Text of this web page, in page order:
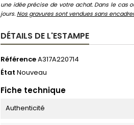
une idée précise de votre achat. Dans le cas
jours. Nos gravures sont vendues sans
DÉTAILS DE L'ESTAMPE
RéférenceA317A220714
État Nouveau
Fiche technique
Authenticité